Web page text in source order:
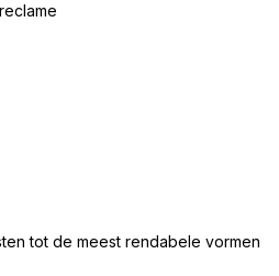
tot de meest rendabele vormen